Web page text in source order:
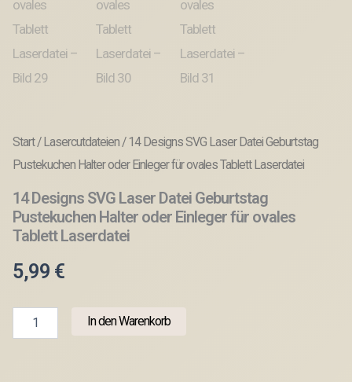
Start/Lasercutdateien/ 14 Designs SVG Laser Datei Geburtstag
Pustekuchen Halter oder Einleger für ovales Tablett Laserdatei
14 Designs SVG Laser Datei Geburtstag
Pustekuchen Halter oder Einleger für ovales
Tablett Laserdatei
5,99 €
Designs
In den Warenkorb